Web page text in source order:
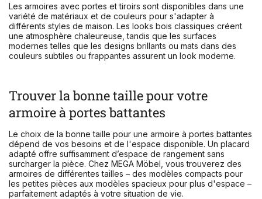
Les armoires avec portes et tiroirs sont disponibles dans une
variété de matériaux et de couleurs pour s'adapter à
différents styles de maison. Les looks bois classiques créent
une atmosphère chaleureuse, tandis que les surfaces
modernes telles que les designs brillants ou mats dans des
couleurs subtiles ou frappantes assurent un look moderne.
Trouver la bonne taille pour votre
armoire à portes battantes
Le choix de la bonne taille pour une armoire à portes battantes
dépend de vos besoins et de l'espace disponible. Un placard
adapté offre suffisamment d’espace de rangement sans
surcharger la pièce. Chez MEGA Möbel, vous trouverez des
armoires de différentes tailles – des modèles compacts pour
les petites pièces aux modèles spacieux pour plus d'espace –
parfaitement adaptés à votre situation de vie.